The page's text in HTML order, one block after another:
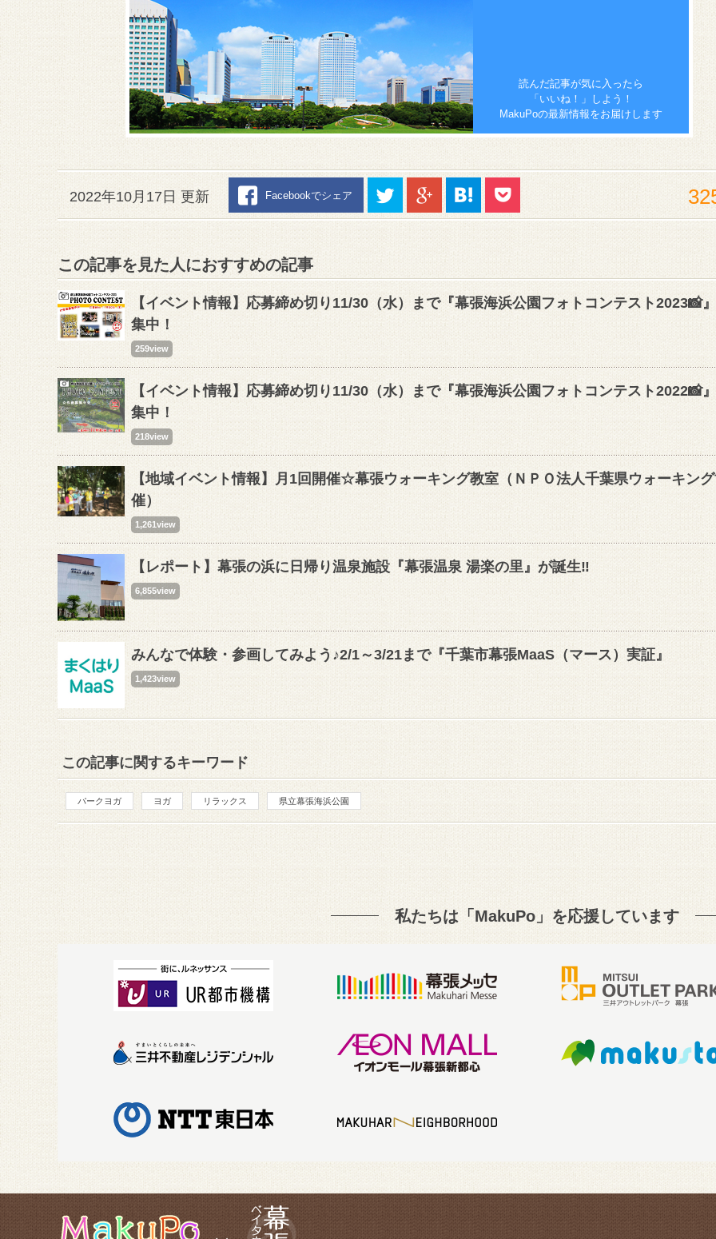
読んだ記事が気に入ったら
「いいね！」しよう！
MakuPoの最新情報をお届けします
2022年10月17日 更新 Facebookでシェア
この記事を見た人におすすめの記事
【イベント情報】応募締め切り11/30（水）まで『幕張海浜公園フォトコンテスト2023📸
集中！
259view
【イベント情報】応募締め切り11/30（水）まで『幕張海浜公園フォトコンテスト2022📸
集中！
218view
【地域イベント情報】月1回開催☆幕張ウォーキング教室（ＮＰＯ法人千葉県ウォーキン
催）
1,261view
【レポート】幕張の浜に日帰り温泉施設『幕張温泉 湯楽の里』が誕生‼️
6,855view
みんなで体験・参画してみよう♪2/1～3/21まで『千葉市幕張MaaS（マース）実証』
1,423view
この記事に関するキーワード
パークヨガ ヨガ リラックス 県立幕張海浜公園
私たちは「MakuPo」を応援しています